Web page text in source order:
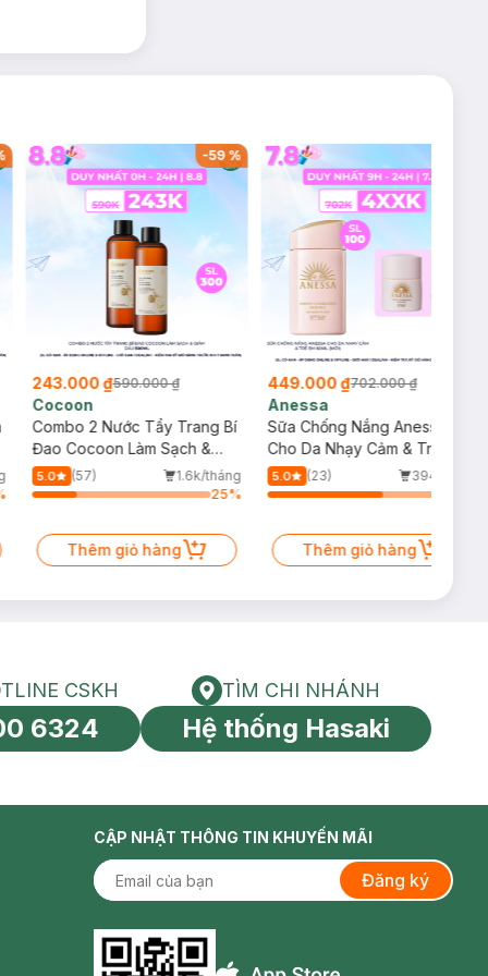
-59%
243.000 ₫590.000 ₫
Cocoon
Combo 2 Nước Tẩy Trang Bí
Đao Cocoon Làm Sạch &
Giảm Dầu 500ml
5.0 (57)
1.6k/tháng
25%
Thêm giỏ hàng
449.000 ₫702.000 ₫
Anessa
Sữa Chống Nắng Anessa
Cho Da Nhạy Cảm & Trẻ Em
60ml (Mới)
5.0 (23)
394/tháng
Thêm giỏ hàng
toàn cầu
HOTLINE CSKH
CSKH
6324
Tìm chi nhánh
TÌM CHI NHÁNH
Hệ thống Hasaki
CẬP NHẬT THÔNG TIN KHUYẾN MÃI
Đăng ký